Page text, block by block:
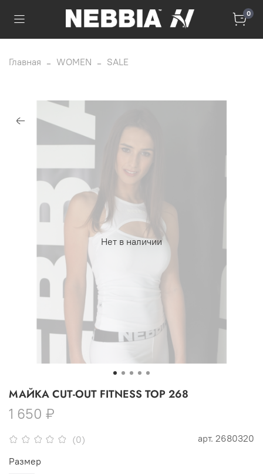
0
Главная WOMEN SALE
Нет в наличии
(0) арт. 2680320
МАЙКА CUT-OUT FITNESS TOP 268
1 650 ₽
Размер